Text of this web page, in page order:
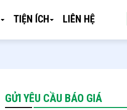
TIỆN ÍCH LIÊN HỆ
GỬI YÊU CẦU BÁO GIÁ